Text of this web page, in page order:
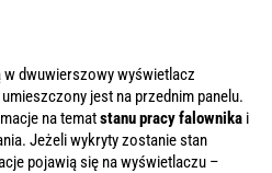
dwuwierszowy wyświetlacz
jest na przednim panelu.
na tematstanu pracy falownika i
Jeżeli wykryty zostanie stan
pojawią się na wyświetlaczu –